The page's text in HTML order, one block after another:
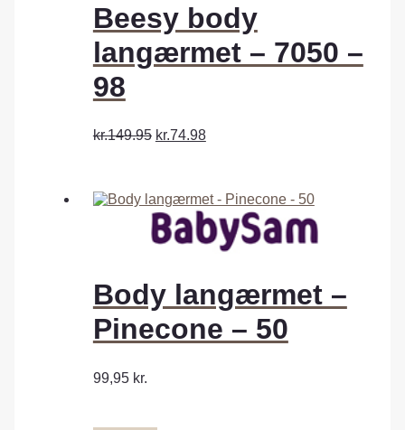
Beesy body
langærmet – 7050 –
98
kr.149.95 kr.74.98
Body langærmet –
Pinecone – 50
99,95 kr.